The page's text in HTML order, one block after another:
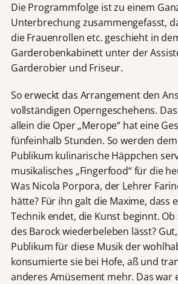
Die Programmfolge ist zu einem
Unterbrechung zusammengefasst,
die Frauenrollen etc. geschieht in
Garderobenkabinett unter der
Garderobier und Friseur.
So erweckt das Arrangement den
vollständigen Operngeschehens.
allein die Oper „Merope“ hat eine
fünfeinhalb Stunden. So werden
Publikum kulinarische Häppchen
musikalisches „Fingerfood“ für die
Was Nicola Porpora, der Lehrer
hätte? Für ihn galt die Maxime, dass
Technik endet, die Kunst beginnt.
des Barock wiederbeleben lässt?
Publikum für diese Musik der
konsumierte sie bei Hofe, aß und
anderes Amüsement mehr. Das war